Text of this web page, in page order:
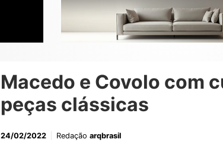
Macedo e Covolo com
peças clássicas
24/02/2022 Redação arqbrasil